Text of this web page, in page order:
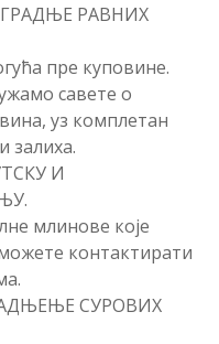
РАВНИХ
пре куповине.
савете о
уз комплетан
залиха.
И
млинове које
контактирати
СУРОВИХ